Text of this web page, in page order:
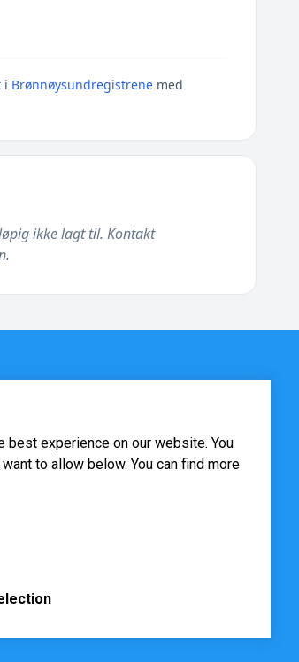
i Brønnøysundregistrene med
ikke lagt til. Kontakt
best experience on our website. You
to allow below. You can find more
that are needed for the proper
set by third-party software to enable